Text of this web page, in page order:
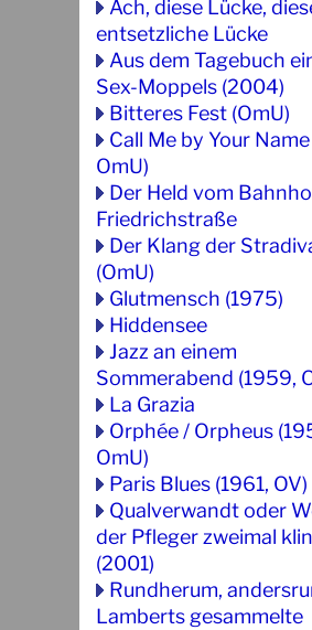
Ach, diese Lücke,
entsetzliche Lücke
Aus dem Tagebuch
Sex-Moppels (2004)
Bitteres Fest (OmU)
Call Me by Your
OmU)
Der Held vom
Friedrichstraße
Der Klang der
(OmU)
Glutmensch (1975)
Hiddensee
Jazz an einem
Sommerabend (1959,
La Grazia
Orphée / Orpheus
OmU)
Paris Blues (1961, OV)
Qualverwandt oder
der Pfleger zweimal
(2001)
Rundherum,
Lamberts gesammelte